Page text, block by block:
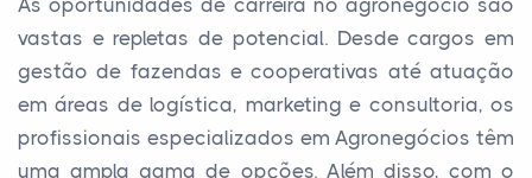
vastas e repletas de potencial. Desde cargos em
gestão de fazendas e cooperativas até atuação
em áreas de logística, marketing e consultoria, os
profissionais especializados em Agronegócios têm
uma ampla gama de opções. Além disso, com o